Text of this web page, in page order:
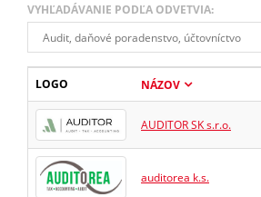
VYHĽADÁVANIE PODĽA ODVETVIA:
LOGO NÁZOV
AUDITOR SK s.r.o.
auditorea k.s.